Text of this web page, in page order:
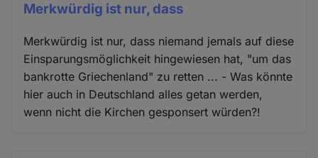
Merkwürdig ist nur, dass
Merkwürdig ist nur, dass niemand jemals auf diese
Einsparungsmöglichkeit hingewiesen hat, "um das
bankrotte Griechenland" zu retten ... - Was könnte
hier auch in Deutschland alles getan werden,
wenn nicht die Kirchen gesponsert würden?!